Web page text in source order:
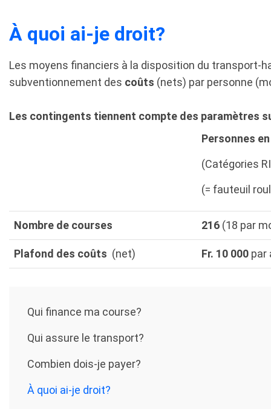
À quoi ai-je droit?
Les moyens financiers à la disposition du transport-
subventionnement des coûts (nets) par personne
Les contingents tiennent compte des paramètres
Personnes
(Catégories
(= fauteuil
Nombre de courses 216 (18 par
Plafond des coûts (net) Fr. 10 000 par
Qui finance ma course?
Qui assure le transport?
Combien dois-je payer?
À quoi ai-je droit?